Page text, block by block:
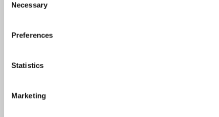
Selection
Necessary
Preferences
Statistics
Marketing
Soovitus: TOP 5 pealinna restorani sõbrapäeval
Milliseid restorane eelistasid külastajad 2015.